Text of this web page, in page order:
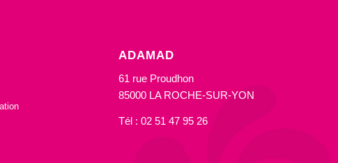
ADAMAD
61 rue Proudhon
85000 LA ROCHE-SUR-YON
Tél : 02 51 47 95 26